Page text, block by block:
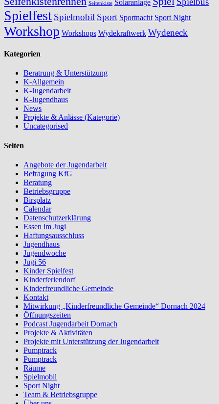
Seitenkiste Solaranlage
Spielfest Spielmobil Sport Sportnacht Sport Night
Workshop Workshops Wydekraftwerk Wydeneck
Kategorien
Beratrung & Unterstützung
K-Allgemein
K-Jugendarbeit
K-Jugendhaus
News
Projekte & Anlässe (Kategorie)
Uncategorised
Seiten
Angebote der Jugendarbeit
Befragung KfG
Beratung
Betriebsgruppe
Birsplatz
Calendar
Datenschutzerklärung
Essen im Jugi
Haftungsausschluss
Jugendhaus
Jugendwoche
Jugi 56
Kinder Spielfest
Kinderferiendorf
Kinderfreundliche Gemeinde
Kontakt
Mitwirkung „Kinderfreundliche Gemeinde“ Dornach 2024
Öffnungszeiten
Podcast Jugendarbeit Dornach
Projekte & Aktivitäten
Projekte mit Unterstützung der Jugendarbeit
Pumptrack
Pumptrack
Räume
Spielmobil
Sport Night
Team & Betriebsgruppe